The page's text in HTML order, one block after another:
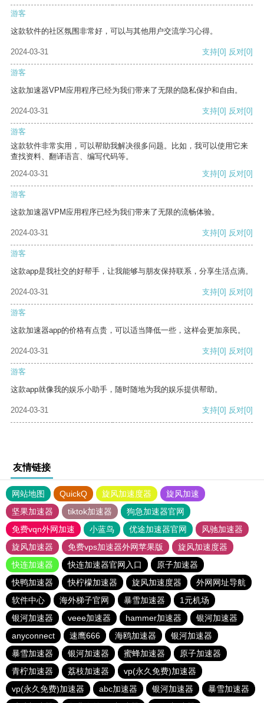
游客
这款软件的社区氛围非常好，可以与其他用户交流学习心得。
2024-03-31 支持[0] 反对[0]
游客
这款加速器VPM应用程序已经为我们带来了无限的隐私保护和自由。
2024-03-31 支持[0] 反对[0]
游客
这款软件非常实用，可以帮助我解决很多问题。比如，我可以使用它来
查找资料、翻译语言、编写代码等。
2024-03-31
支持[0] 反对[0]
游客
这款加速器VPM应用程序已经为我们带来了无限的流畅体验。
2024-03-31 支持[0] 反对[0]
游客
这款app是我社交的好帮手，让我能够与朋友保持联系，分享生活点滴。
2024-03-31 支持[0] 反对[0]
游客
这款加速器app的价格有点贵，可以适当降低一些，这样会更加亲民。
2024-03-31 支持[0] 反对[0]
游客
这款app就像我的娱乐小助手，随时随地为我的娱乐提供帮助。
2024-03-31 支持[0] 反对[0]
友情链接
网站地图 QuickQ 旋风加速度器
旋风加速
坚果加速器
tiktok加速器
狗急加速器官网
免费vqn外网加速
小蓝鸟 优途加速器官网
风驰加速器
旋风加速器
免费vps加速器外网苹果版
旋风加速度器
快连加速器
快连加速器官网入口
原子加速器
快鸭加速器
快柠檬加速器 旋风加速度器
外网网址导航
软件中心
海外梯子官网 暴雪加速器
1元机场
银河加速器
veee加速器 hammer加速器
银河加速器
anyconnect
速鹰666 海鸥加速器
银河加速器
暴雪加速器
银河加速器 蜜蜂加速器
原子加速器
青柠加速器
荔枝加速器
vp(永久免费)加速器
vp(永久免费)加速器
abc加速器 银河加速器
暴雪加速器